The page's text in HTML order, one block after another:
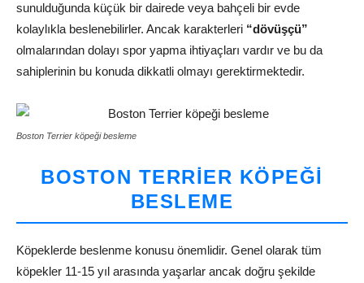
sunulduğunda küçük bir dairede veya bahçeli bir evde
kolaylıkla beslenebilirler. Ancak karakterleri “dövüşçü”
olmalarından dolayı spor yapma ihtiyaçları vardır ve bu da
sahiplerinin bu konuda dikkatli olmayı gerektirmektedir.
Boston Terrier köpeği besleme
BOSTON TERRIER KÖPEĞI
BESLEME
Köpeklerde beslenme konusu önemlidir. Genel olarak tüm
köpekler 11-15 yıl arasında yaşarlar ancak doğru şekilde